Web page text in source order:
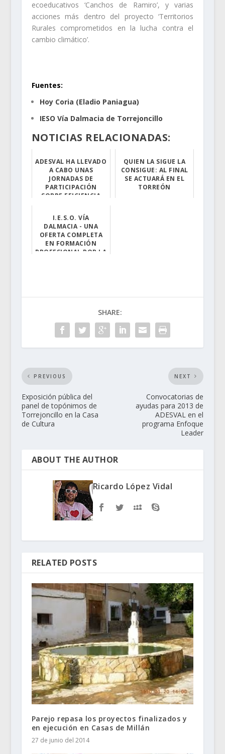
ecoeducativos ‘Canchos de Ramiro’, y varias
acciones más dentro del proyecto ‘Territorios
Rurales comprometidos en la lucha contra el
cambio climático’.
Fuentes:
Hoy Coria (Eladio Paniagua)
IESO Vía Dalmacia de Torrejoncillo
NOTICIAS RELACIONADAS:
ADESVAL HA LLEVADO
A CABO UNAS
JORNADAS DE
PARTICIPACIÓN
SOBRE EFICIENCIA
PRESENTACIÓN ...
La Asociación p...
QUIEN LA SIGUE LA
CONSIGUE: AL FINAL
SE ACTUARÁ EN EL
TORREÓN
I.E.S.O. VÍA
DALMACIA - UNA
OFERTA COMPLETA
EN FORMACIÓN
PROFESIONAL POR LA
SHARE:
PREVIOUS
Exposición pública del
panel de topónimos de
Torrejoncillo en la Casa
de Cultura
NEXT
Convocatorias de
ayudas para 2013 de
ADESVAL en el
programa Enfoque
Leader
ABOUT THE AUTHOR
Ricardo López Vidal
RELATED POSTS
Parejo repasa los proyectos finalizados y
en ejecución en Casas de Millán
27 de junio del 2014